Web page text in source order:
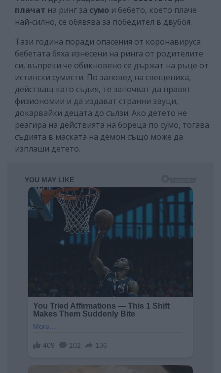
плачат на ринг за сумо и бебето, което плаче
най-силно, се обявява за победител в двубоя.
Тази година поради опасения от коронавируса
бебетата бяха изнесени на ринга от родителите
си, въпреки че обикновено се държат на ръце от
истински сумисти. По заповед на свещеника,
действащ като съдия, те започват да правят
физиономии и да издават странни звуци,
докарвайки децата до сълзи. Ако детето не
реагира на действията на бореца по сумо, тогава
съдията в маската на демон също може да
изплаши детето.